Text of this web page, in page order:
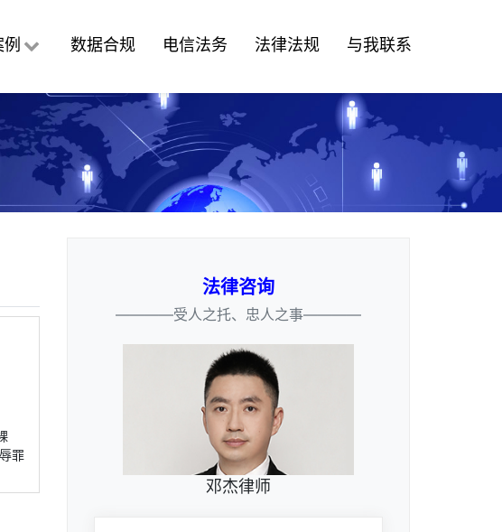
数据合规 电信法务 法律法规 与我联系
罪
法律咨询
————受人之托、忠人之事————
邓杰律师